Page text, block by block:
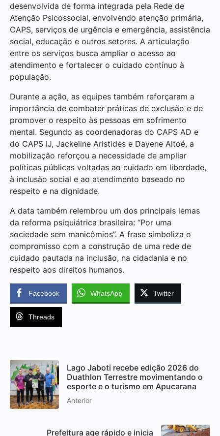
desenvolvida de forma integrada pela Rede de
Atenção Psicossocial, envolvendo atenção primária,
CAPS, serviços de urgência e emergência, assistência
social, educação e outros setores. A articulação
entre os serviços busca ampliar o acesso ao
atendimento e fortalecer o cuidado contínuo à
população.
Durante a ação, as equipes também reforçaram a
importância de combater práticas de exclusão e de
promover o respeito às pessoas em sofrimento
mental. Segundo as coordenadoras do CAPS AD e
do CAPS IJ, Jackeline Aristides e Dayene Altoé, a
mobilização reforçou a necessidade de ampliar
políticas públicas voltadas ao cuidado em liberdade,
à inclusão social e ao atendimento baseado no
respeito e na dignidade.
A data também relembrou um dos principais lemas
da reforma psiquiátrica brasileira: “Por uma
sociedade sem manicômios”. A frase simboliza o
compromisso com a construção de uma rede de
cuidado pautada na inclusão, na cidadania e no
respeito aos direitos humanos.
Facebook WhatsApp Twitter
Threads
Lago Jaboti recebe edição 2026 do
Duathlon Terrestre movimentando o
esporte e o turismo em Apucarana
Anterior
Prefeitura age rápido e inicia